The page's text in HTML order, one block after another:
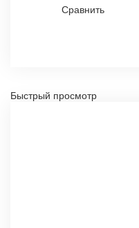
Сравнить
Быстрый просмотр